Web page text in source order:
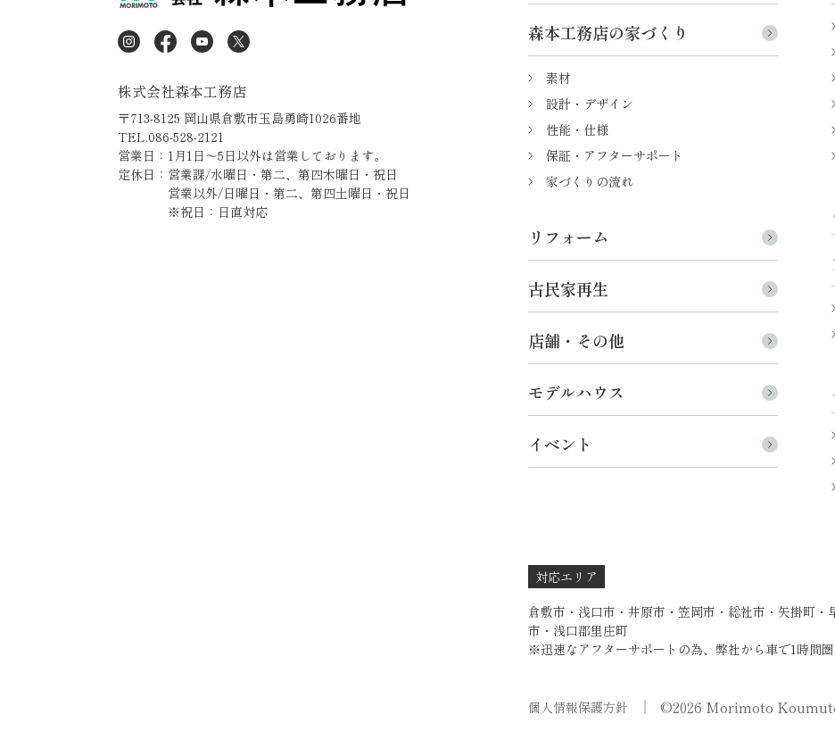
株式会社森本工務店
〒713-8125 岡山県倉敷市玉島勇崎1026番地
TEL.086-528-2121
営業日：1月1日～5日以外は営業しております。
定休日：営業課/水曜日・第二、第四木曜日・祝日
営業以外/日曜日・第二、第四土曜日・祝日
※祝日：日直対応
森本工務店の家づくり
素材
設計・デザイン
性能・仕様
保証・アフターサポート
家づくりの流れ
リフォーム
古民家再生
店舗・その他
モデルハウス
イベント
対応エリア
倉敷市・浅口市・井原市・笠岡市・総社市・矢掛町
市・浅口郡里庄町
※迅速なアフターサポートの為、弊社から車で1時間圏
個人情報保護方針 ©2026 Morimoto